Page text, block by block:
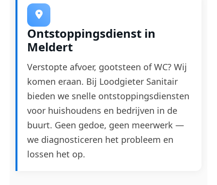
Ontstoppingsdienst in
Meldert
Verstopte afvoer, gootsteen of WC? Wij
komen eraan. Bij Loodgieter Sanitair
bieden we snelle ontstoppingsdiensten
voor huishoudens en bedrijven in de
buurt. Geen gedoe, geen meerwerk —
we diagnosticeren het probleem en
lossen het op.